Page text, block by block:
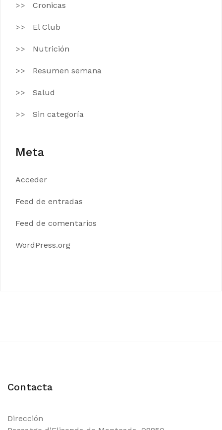
Cronicas
El Club
Nutrición
Resumen semana
Salud
Sin categoría
Meta
Acceder
Feed de entradas
Feed de comentarios
WordPress.org
Contacta
Dirección